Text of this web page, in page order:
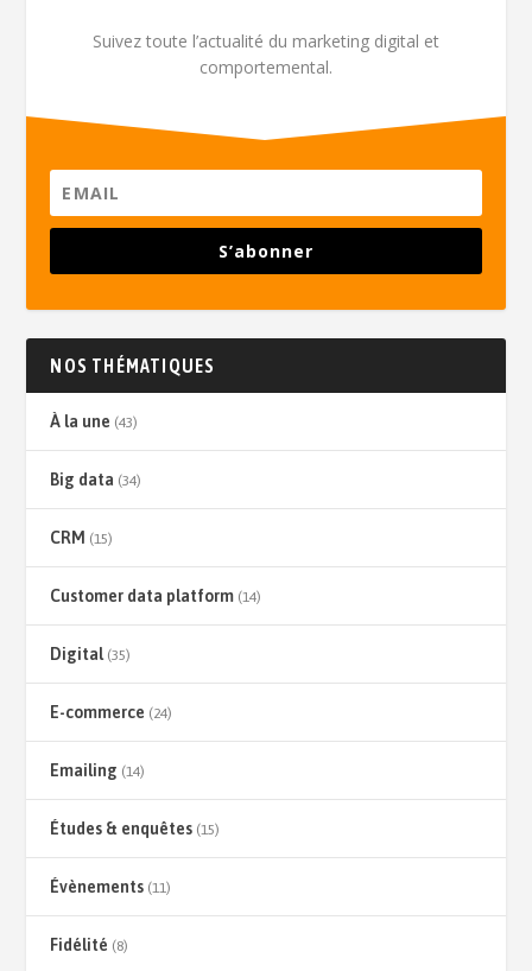
Suivez toute l’actualité du marketing digital et
comportemental.
S’abonner
NOS THÉMATIQUES
À la une (43)
Big data (34)
CRM (15)
Customer data platform (14)
Digital(35)
E-commerce (24)
Emailing (14)
Études & enquêtes (15)
Évènements (11)
Fidélité (8)